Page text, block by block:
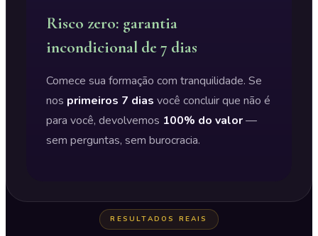
Risco zero: garantia
incondicional de 7 dias
Comece sua formação com tranquilidade. Se
nos primeiros 7 dias você concluir que não é
para você, devolvemos 100% do valor—
sem perguntas, sem burocracia.
RESULTADOS REAIS